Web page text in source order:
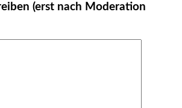
(erst nach Moderation